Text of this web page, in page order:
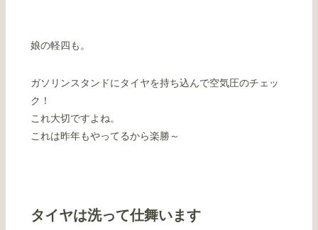
娘の軽四も。
ガソリンスタンドにタイヤを持ち込んで空気圧のチェッ
ク！
これ大切ですよね。
これは昨年もやってるから楽勝～
タイヤは洗って仕舞います